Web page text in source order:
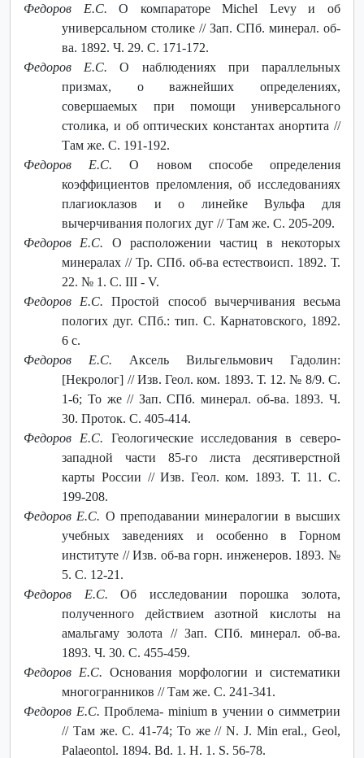
Федоров Е.С. О компараторе Michel Levy и об
универсальном столике // Зап. СПб. минерал. об-
ва. 1892. Ч. 29. С. 171-172.
Федоров Е.С. О наблюдениях при параллельных
призмах, о важнейших определениях,
совершаемых при помощи универсального
столика, и об оптических константах анортита //
Там же. С. 191-192.
Федоров Е.С. О новом способе определения
коэффициентов преломления, об исследованиях
плагиоклазов и о линейке Вульфа для
вычерчивания пологих дуг // Там же. С. 205-209.
Федоров Е.С. О расположении частиц в некоторых
минералах // Тр. СПб. об-ва естествоисп. 1892. Т.
22. № 1. С. III - V.
Федоров Е.С. Простой способ вычерчивания весьма
пологих дуг. СПб.: тип. С. Карнатовского, 1892.
6 с.
Федоров Е.С. Аксель Вильгельмович Гадолин:
[Некролог] // Изв. Геол. ком. 1893. Т. 12. № 8/9. С.
1-6; То же // Зап. СПб. минерал. об-ва. 1893. Ч.
30. Проток. С. 405-414.
Федоров Е.С. Геологические исследования в северо-
западной части 85-го листа десятиверстной
карты России // Изв. Геол. ком. 1893. Т. 11. С.
199-208.
Федоров Е.С. О преподавании минералогии в высших
учебных заведениях и особенно в Горном
институте // Изв. об-ва горн. инженеров. 1893. №
5. С. 12-21.
Федоров Е.С. Об исследовании порошка золота,
полученного действием азотной кислоты на
амальгаму золота // Зап. СПб. минерал. об-ва.
1893. Ч. 30. С. 455-459.
Федоров Е.С. Основания морфологии и систематики
многогранников // Там же. С. 241-341.
Федоров Е.С. Проблема- minium в учении о симметрии
// Там же. С. 41-74; То же // N. J. Min eral., Geol,
Palaeontol. 1894. Bd. 1. H. 1. S. 56-78.